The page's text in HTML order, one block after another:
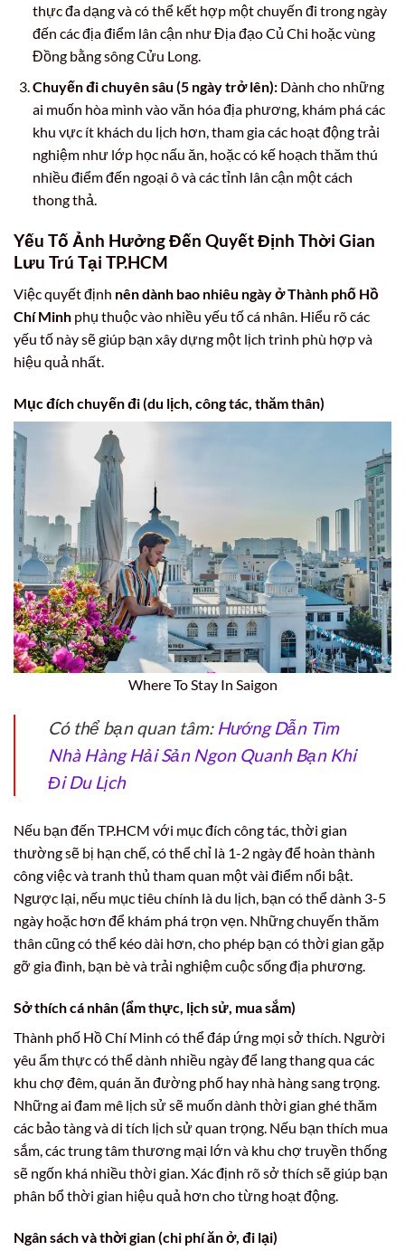
thực đa dạng và có thể kết hợp một chuyến đi trong ngày
đến các địa điểm lân cận như Địa đạo Củ Chi hoặc vùng
Đồng bằng sông Cửu Long.
Chuyến đi chuyên sâu (5 ngày trở lên):Dành cho những
ai muốn hòa mình vào văn hóa địa phương, khám phá các
khu vực ít khách du lịch hơn, tham gia các hoạt động trải
nghiệm như lớp học nấu ăn, hoặc có kế hoạch thăm thú
nhiều điểm đến ngoại ô và các tỉnh lân cận một cách
thong thả.
Yếu Tố Ảnh Hưởng Đến Quyết Định Thời Gian
Lưu Trú Tại TP.HCM
Việc quyết định nên dành bao nhiêu ngày ở Thành phố Hồ
Chí Minh phụ thuộc vào nhiều yếu tố cá nhân. Hiểu rõ các
yếu tố này sẽ giúp bạn xây dựng một lịch trình phù hợp và
hiệu quả nhất.
Mục đích chuyến đi (du lịch, công tác, thăm thân)
Where To Stay In Saigon
Có thể bạn quan tâm: Hướng Dẫn Tìm
Nhà Hàng Hải Sản Ngon Quanh Bạn Khi
Đi Du Lịch
Nếu bạn đến TP.HCM với mục đích công tác, thời gian
thường sẽ bị hạn chế, có thể chỉ là 1-2 ngày để hoàn thành
công việc và tranh thủ tham quan một vài điểm nổi bật.
Ngược lại, nếu mục tiêu chính là du lịch, bạn có thể dành 3-5
ngày hoặc hơn để khám phá trọn vẹn. Những chuyến thăm
thân cũng có thể kéo dài hơn, cho phép bạn có thời gian gặp
gỡ gia đình, bạn bè và trải nghiệm cuộc sống địa phương.
Sở thích cá nhân (ẩm thực, lịch sử, mua sắm)
Thành phố Hồ Chí Minh có thể đáp ứng mọi sở thích. Người
yêu ẩm thực có thể dành nhiều ngày để lang thang qua các
khu chợ đêm, quán ăn đường phố hay nhà hàng sang trọng.
Những ai đam mê lịch sử sẽ muốn dành thời gian ghé thăm
các bảo tàng và di tích lịch sử quan trọng. Nếu bạn thích mua
sắm, các trung tâm thương mại lớn và khu chợ truyền thống
sẽ ngốn khá nhiều thời gian. Xác định rõ sở thích sẽ giúp bạn
phân bổ thời gian hiệu quả hơn cho từng hoạt động.
Ngân sách và thời gian (chi phí ăn ở, đi lại)